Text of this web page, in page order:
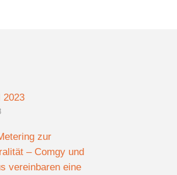
2023
zur
– Comgy und
vereinbaren eine